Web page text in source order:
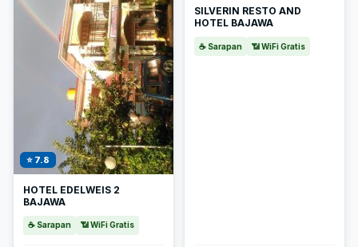
⭐ 7.8
HOTEL EDELWEIS 2
BAJAWA
☕ Sarapan 📶 WiFi Gratis
SILVERIN RESTO AND
HOTEL BAJAWA
☕ Sarapan 📶 WiFi Gratis